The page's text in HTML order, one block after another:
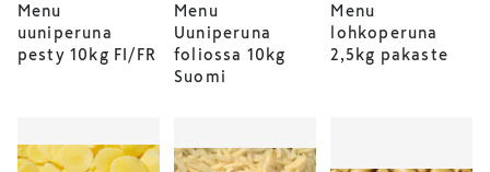
Menu
uuniperuna
pesty 10kg FI/FR
Menu
Uuniperuna
foliossa 10kg
Suomi
Menu
lohkoperuna
2,5kg pakaste